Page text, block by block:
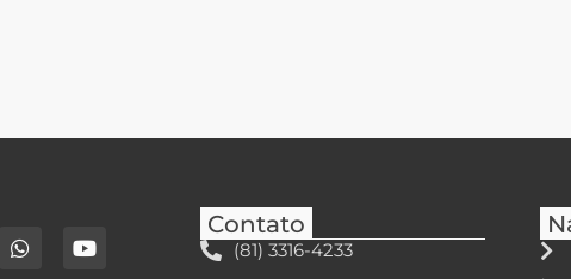
Contato
(81) 3316-4233